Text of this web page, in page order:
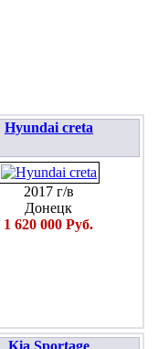
Hyundai creta
2017 г/в
Донецк
1 620 000 Руб.
Kia Sportage